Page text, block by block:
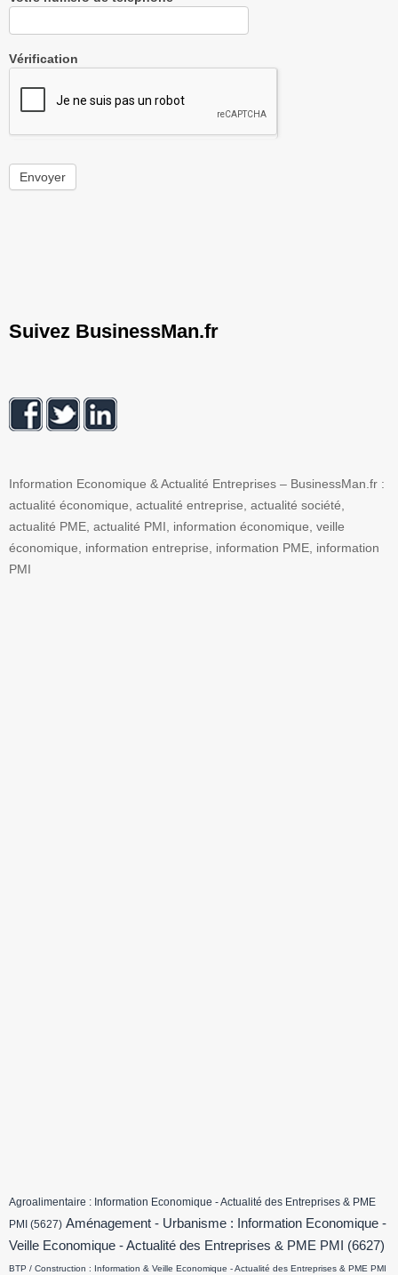
Vérification
Envoyer
Suivez BusinessMan.fr
Information Economique & Actualité Entreprises – BusinessMan.fr :
actualité économique, actualité entreprise, actualité société,
actualité PME, actualité PMI, information économique, veille
économique, information entreprise, information PME, information
PMI
Agroalimentaire : Information Economique - Actualité des Entreprises & PME
PMI (5627) Aménagement - Urbanisme : Information Economique -
Veille Economique - Actualité des Entreprises & PME PMI
(6627)
BTP / Construction : Information & Veille Economique - Actualité des Entreprises & PME PMI